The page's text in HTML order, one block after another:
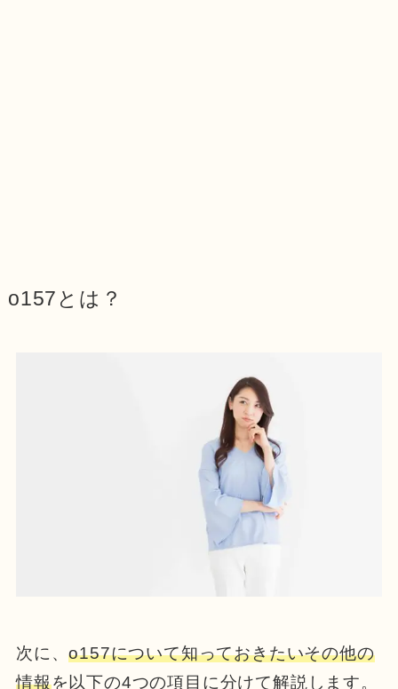
o157とは？
次に、o157について知っておきたいその他の
情報を以下の4つの項目に分けて解説します。